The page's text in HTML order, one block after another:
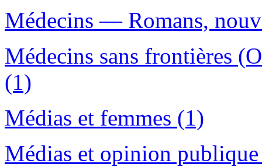
Médecins — Romans,
Médecins sans frontières
(1)
Médias et femmes (1)
Médias et opinion